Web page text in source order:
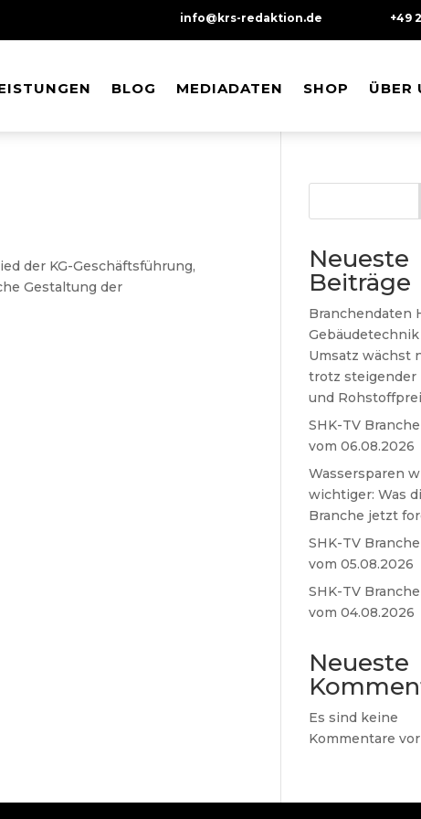
info@krs-redaktion.de +49
BLOG MEDIADATEN SHOP ÜBER
BLOG MEDIADATEN SHOP ÜBER
der KG-Geschäftsführung,
Gestaltung der
Neueste
Beiträge
Branchendaten
Gebäudetechnik
Umsatz wächst
trotz steigender
und
SHK-TV
vom 06.08.2026
Wassersparen
wichtiger: Was
Branche jetzt
SHK-TV
vom 05.08.2026
SHK-TV
vom 04.08.2026
Neueste
Es sind keine
Kommentare